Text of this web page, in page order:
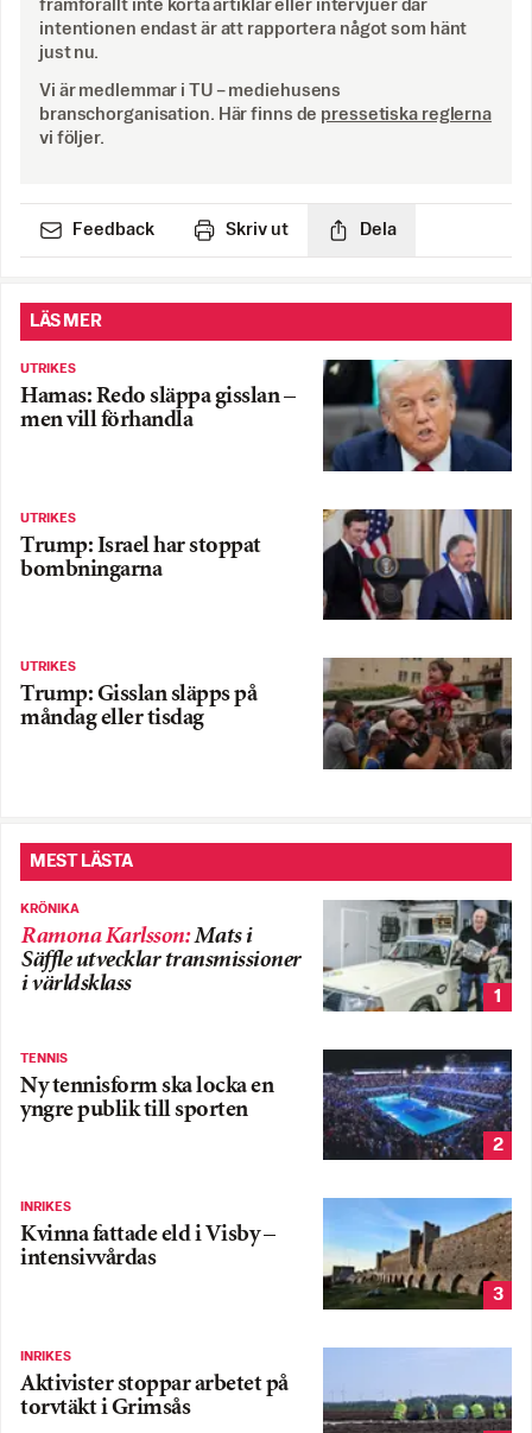
framförallt inte korta artiklar eller intervjuer där
intentionen endast är att rapportera något som hänt
just nu.
Vi är medlemmar i TU – mediehusens
branschorganisation. Här finns de pressetiska reglerna
vi följer.
Feedback Skriv ut Dela
LÄS MER
UTRIKES
Hamas: Redo släppa gisslan –
men vill förhandla
UTRIKES
Trump: Israel har stoppat
bombningarna
UTRIKES
Trump: Gisslan släpps på
måndag eller tisdag
MEST LÄSTA
KRÖNIKA
Ramona Karlsson:Mats i
Säffle utvecklar transmissioner
i världsklass
1
TENNIS
Ny tennisform ska locka en
yngre publik till sporten
2
INRIKES
Kvinna fattade eld i Visby –
intensivvårdas
3
INRIKES
Aktivister stoppar arbetet på
torvtäkt i Grimsås